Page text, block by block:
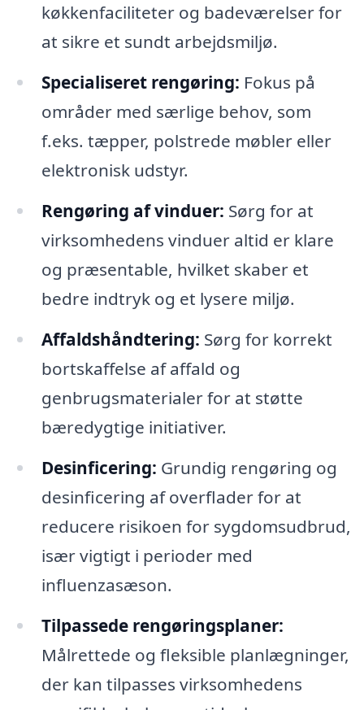
køkkenfaciliteter og badeværelser for
at sikre et sundt arbejdsmiljø.
Specialiseret rengøring: Fokus på
områder med særlige behov, som
f.eks. tæpper, polstrede møbler eller
elektronisk udstyr.
Rengøring af vinduer: Sørg for at
virksomhedens vinduer altid er klare
og præsentable, hvilket skaber et
bedre indtryk og et lysere miljø.
Affaldshåndtering: Sørg for korrekt
bortskaffelse af affald og
genbrugsmaterialer for at støtte
bæredygtige initiativer.
Desinficering: Grundig rengøring og
desinficering af overflader for at
reducere risikoen for sygdomsudbrud,
især vigtigt i perioder med
influenzasæson.
Tilpassede rengøringsplaner:
Målrettede og fleksible planlægninger,
der kan tilpasses virksomhedens